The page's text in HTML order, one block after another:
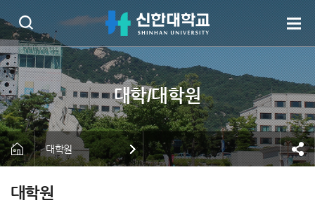
대학원
대학원